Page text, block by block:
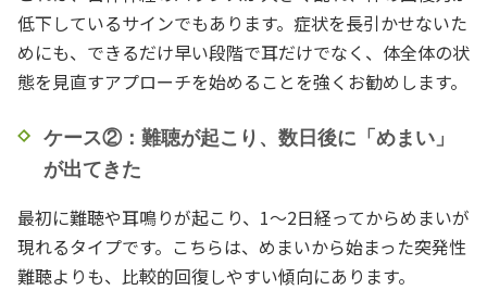
低下しているサインでもあります。症状を長引かせないた
めにも、できるだけ早い段階で耳だけでなく、体全体の状
態を見直すアプローチを始めることを強くお勧めします。
ケース②：難聴が起こり、数日後に「めまい」
が出てきた
最初に難聴や耳鳴りが起こり、1〜2日経ってからめまいが
現れるタイプです。こちらは、めまいから始まった突発性
難聴よりも、比較的回復しやすい傾向にあります。